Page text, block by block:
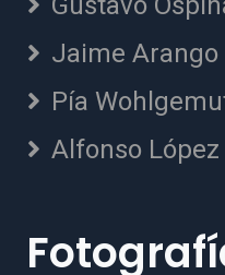
Jaime Arango
Pía
Alfonso López